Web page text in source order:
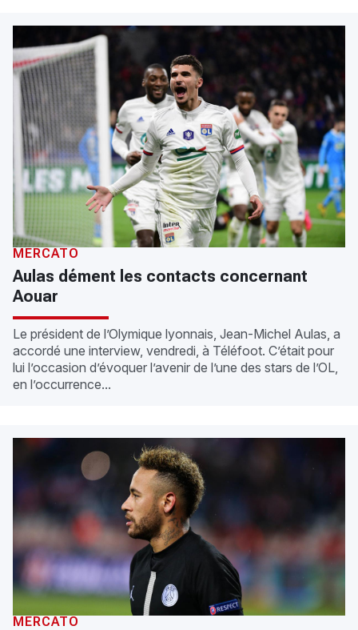
MERCATO
Aulas dément les contacts concernant
Aouar
Le président de l’Olymique lyonnais, Jean-Michel Aulas, a
accordé une interview, vendredi, à Téléfoot. C’était pour
lui l’occasion d’évoquer l’avenir de l’une des stars de l’OL,
en l’occurrence...
MERCATO